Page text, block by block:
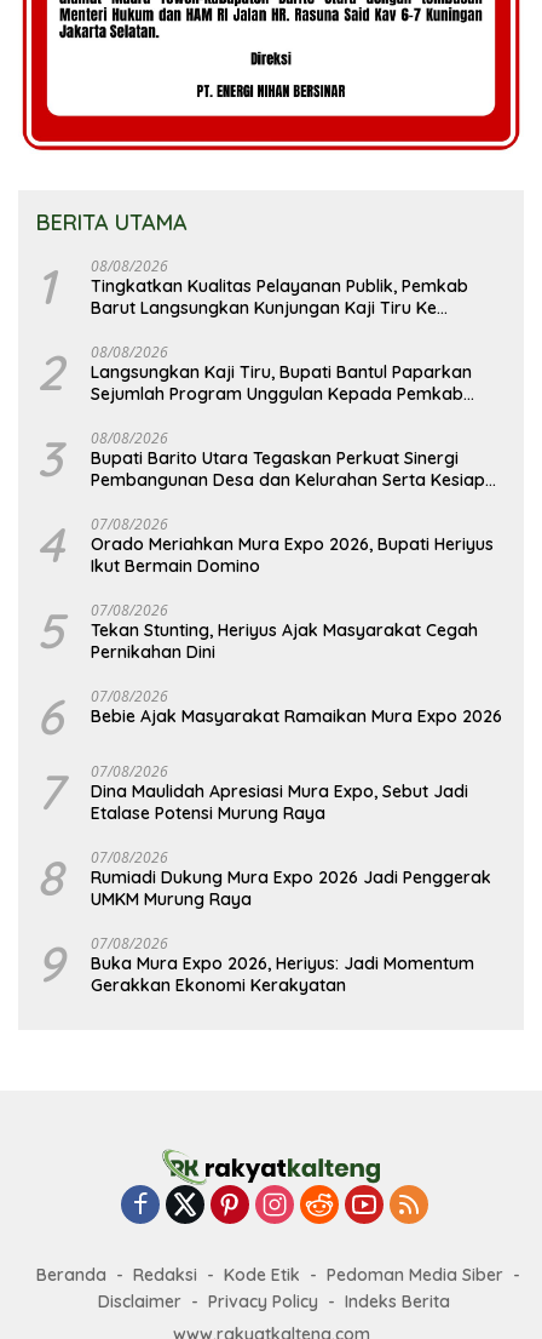
BERITA UTAMA
1 08/08/2026
Tingkatkan Kualitas Pelayanan Publik, Pemkab
Barut Langsungkan Kunjungan Kaji Tiru Ke
2 08/08/2026
Langsungkan Kaji Tiru, Bupati Bantul Paparkan
Sejumlah Program Unggulan Kepada Pemkab
3 08/08/2026
Bupati Barito Utara Tegaskan Perkuat Sinergi
Pembangunan Desa dan Kelurahan Serta Kesiapan
4 07/08/2026
Orado Meriahkan Mura Expo 2026, Bupati Heriyus
Ikut Bermain Domino
5 07/08/2026
Tekan Stunting, Heriyus Ajak Masyarakat Cegah
Pernikahan Dini
6 07/08/2026
Bebie Ajak Masyarakat Ramaikan Mura Expo 2026
7 07/08/2026
Dina Maulidah Apresiasi Mura Expo, Sebut Jadi
Etalase Potensi Murung Raya
8 07/08/2026
Rumiadi Dukung Mura Expo 2026 Jadi Penggerak
UMKM Murung Raya
9 07/08/2026
Buka Mura Expo 2026, Heriyus: Jadi Momentum
Gerakkan Ekonomi Kerakyatan
Beranda Redaksi Kode Etik
Pedoman Media Siber
Disclaimer
Privacy Policy
Indeks Berita
www.rakyatkalteng.com